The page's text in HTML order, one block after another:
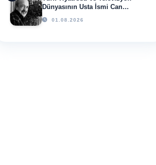
Dünyasının Usta İsmi Can
Kolukısa Hayatını Kaybetti
01.08.2026